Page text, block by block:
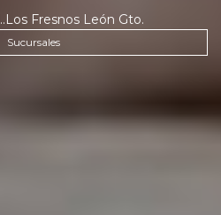
Fresnos León Gto.
Sucursales